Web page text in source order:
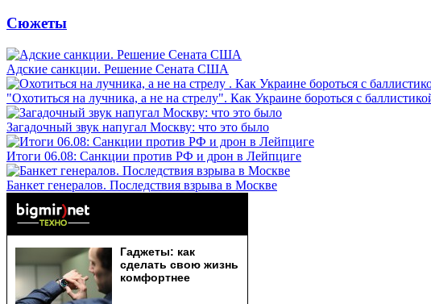
Сюжеты
Адские санкции. Решение Сената США
"Охотиться на лучника, а не на стрелу". Как Украине бороться с
Загадочный звук напугал Москву: что это было
Итоги 06.08: Санкции против РФ и дрон в Лейпциге
Банкет генералов. Последствия взрыва в Москве